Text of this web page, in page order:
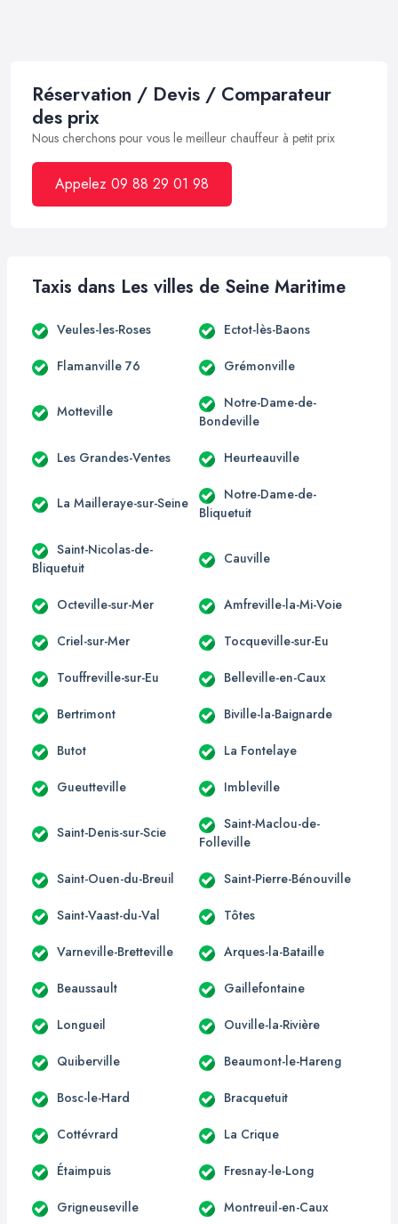
Réservation / Devis / Comparateur
des prix
Nous cherchons pour vous le meilleur chauffeur à petit prix
Appelez 09 88 29 01 98
Taxis dans Les villes de Seine Maritime
Veules-les-Roses Ectot-lès-Baons
Flamanville 76 Grémonville
Motteville
Notre-Dame-de-
Bondeville
Les Grandes-Ventes Heurteauville
La Mailleraye-sur-Seine
Notre-Dame-de-
Bliquetuit
Saint-Nicolas-de-
Bliquetuit
Cauville
Octeville-sur-Mer Amfreville-la-Mi-Voie
Criel-sur-Mer Tocqueville-sur-Eu
Touffreville-sur-Eu Belleville-en-Caux
Bertrimont Biville-la-Baignarde
Butot La Fontelaye
Gueutteville Imbleville
Saint-Denis-sur-Scie
Saint-Maclou-de-
Folleville
Saint-Ouen-du-Breuil Saint-Pierre-Bénouville
Saint-Vaast-du-Val Tôtes
Varneville-Bretteville Arques-la-Bataille
Beaussault Gaillefontaine
Longueil Ouville-la-Rivière
Quiberville Beaumont-le-Hareng
Bosc-le-Hard Bracquetuit
Cottévrard La Crique
Étaimpuis Fresnay-le-Long
Grigneuseville Montreuil-en-Caux